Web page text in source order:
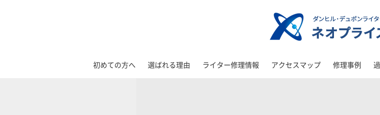
初めての方へ 選ばれる理由 ライター修理情報 アクセスマップ 修理事例